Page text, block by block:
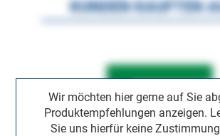
Wir möchten hier gerne auf Sie
Produktempfehlungen anzeigen.
Sie uns hierfür keine
KUNDEN KAUFTEN